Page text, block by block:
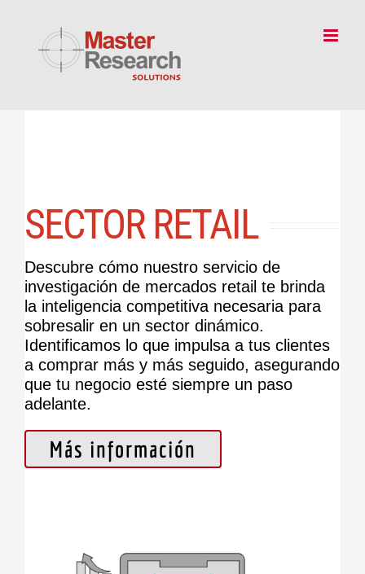
content
SECTOR RETAIL
Descubre cómo nuestro servicio de
investigación de mercados retail te brinda
la inteligencia competitiva necesaria para
sobresalir en un sector dinámico.
Identificamos lo que impulsa a tus clientes
a comprar más y más seguido, asegurando
que tu negocio esté siempre un paso
adelante.
Más información